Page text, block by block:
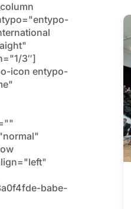
3″]
icon entypo-
babe-